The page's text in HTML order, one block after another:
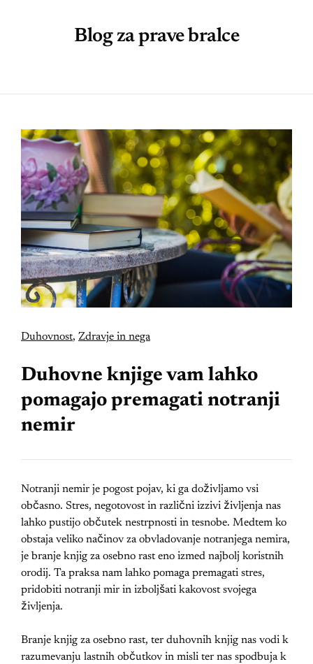
Blog za prave bralce
Duhovnost, Zdravje in nega
Duhovne knjige vam lahko
pomagajo premagati notranji
nemir
Notranji nemir je pogost pojav, ki ga doživljamo vsi
občasno. Stres, negotovost in različni izzivi življenja nas
lahko pustijo občutek nestrpnosti in tesnobe. Medtem ko
obstaja veliko načinov za obvladovanje notranjega nemira,
je branje knjig za osebno rast eno izmed najbolj koristnih
orodij. Ta praksa nam lahko pomaga premagati stres,
pridobiti notranji mir in izboljšati kakovost svojega
življenja.
Branje knjig za osebno rast, ter duhovnih knjig nas vodi k
razumevanju lastnih občutkov in misli ter nas spodbuja k